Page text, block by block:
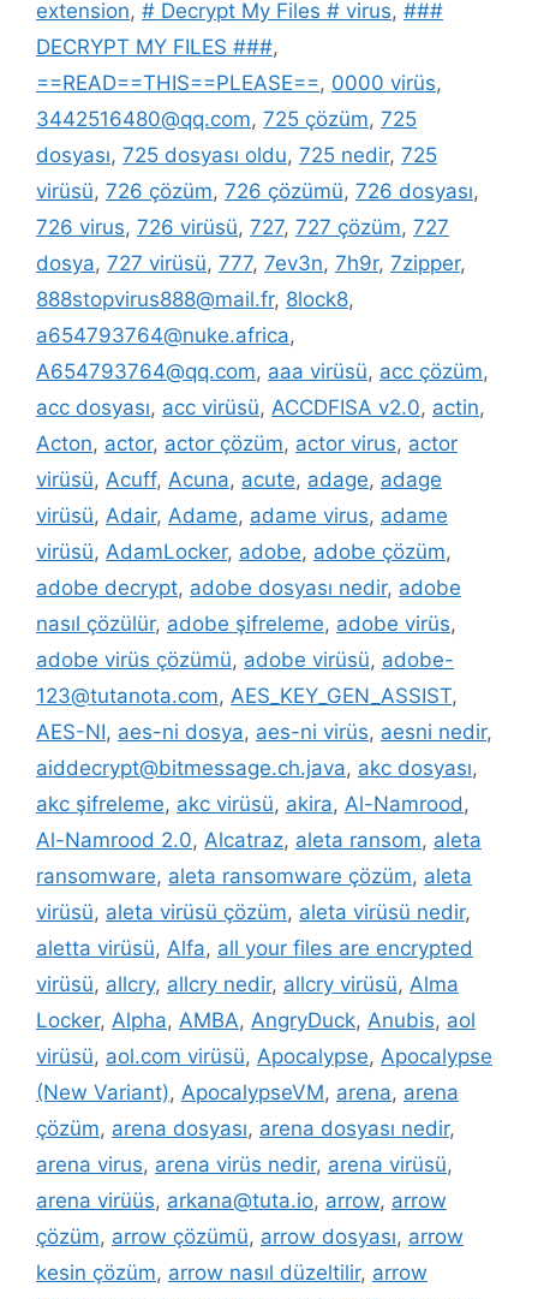
extension, # Decrypt My Files # virus, ###
DECRYPT MY FILES ###,
==READ==THIS==PLEASE==, 0000 virüs,
3442516480@qq.com, 725 çözüm, 725
dosyası, 725 dosyası oldu, 725 nedir, 725
virüsü, 726 çözüm, 726 çözümü, 726 dosyası,
726 virus, 726 virüsü, 727, 727 çözüm, 727
dosya, 727 virüsü, 777, 7ev3n, 7h9r, 7zipper,
888stopvirus888@mail.fr, 8lock8,
a654793764@nuke.africa,
A654793764@qq.com, aaa virüsü, acc çözüm,
acc dosyası, acc virüsü, ACCDFISA v2.0, actin,
Acton, actor, actor çözüm, actor virus, actor
virüsü, Acuff, Acuna, acute, adage, adage
virüsü, Adair, Adame, adame virus, adame
virüsü, AdamLocker, adobe, adobe çözüm,
adobe decrypt, adobe dosyası nedir, adobe
nasıl çözülür, adobe şifreleme, adobe virüs,
adobe virüs çözümü, adobe virüsü, adobe-
123@tutanota.com, AES_KEY_GEN_ASSIST,
AES-NI, aes-ni dosya, aes-ni virüs, aesni nedir,
aiddecrypt@bitmessage.ch.java, akc dosyası,
akc şifreleme, akc virüsü, akira, Al-Namrood,
Al-Namrood 2.0, Alcatraz, aleta ransom, aleta
ransomware, aleta ransomware çözüm, aleta
virüsü, aleta virüsü çözüm, aleta virüsü nedir,
aletta virüsü, Alfa, all your files are encrypted
virüsü, allcry, allcry nedir, allcry virüsü, Alma
Locker, Alpha, AMBA, AngryDuck, Anubis, aol
virüsü, aol.com virüsü, Apocalypse, Apocalypse
(New Variant), ApocalypseVM, arena, arena
çözüm, arena dosyası, arena dosyası nedir,
arena virus, arena virüs nedir, arena virüsü,
arena virüüs, arkana@tuta.io, arrow, arrow
çözüm, arrow çözümü, arrow dosyası, arrow
kesin çözüm, arrow nasıl düzeltilir, arrow